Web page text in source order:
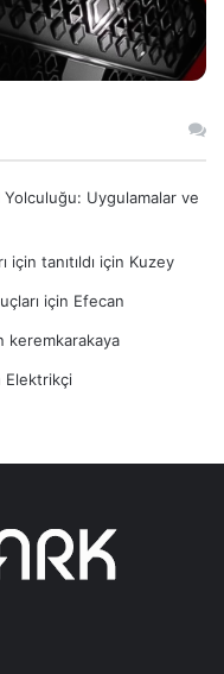
Uygulamalar ve
tanıtıldı için Kuzey
için Efecan
keremkarakaya
Elektrikçi